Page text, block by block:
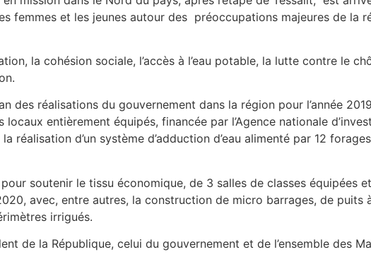
femmes et les jeunes autour des préoccupations majeures de la
la cohésion sociale, l’accès à l’eau potable, la lutte contre le
des réalisations du gouvernement dans la région pour l’année
entièrement équipés, financée par l’Agence nationale
d’un système d’adduction d’eau alimenté par 12
soutenir le tissu économique, de 3 salles de classes équipées
avec, entre autres, la construction de micro barrages, de puits
irrigués.
de la République, celui du gouvernement et de l’ensemble des